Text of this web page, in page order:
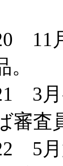
11
3月
審査
5月